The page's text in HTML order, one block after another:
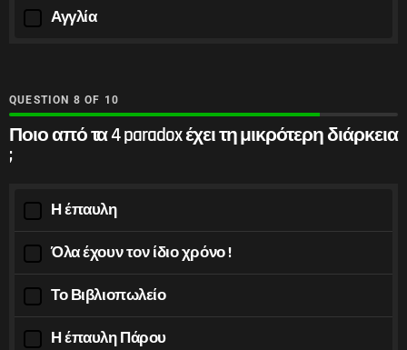
Αγγλία
QUESTION OF 10
Ποιο από τα 4 paradox έχει τη μικρότερη διάρκεια
;
Η έπαυλη
Όλα έχουν τον ίδιο χρόνο !
Το Βιβλιοπωλείο
Η έπαυλη Πάρου